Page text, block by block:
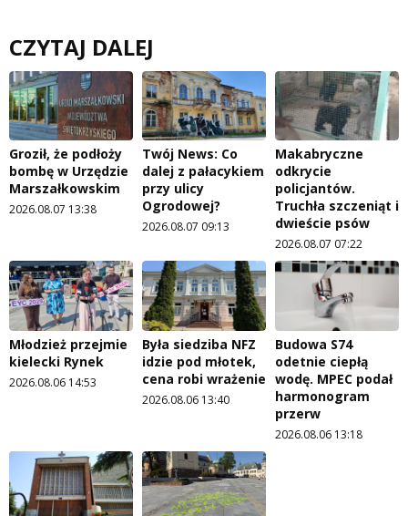
CZYTAJ DALEJ
Groził, że podłoży
bombę w Urzędzie
Marszałkowskim
2026.08.07 13:38
Twój News: Co
dalej z pałacykiem
przy ulicy
Ogrodowej?
2026.08.07 09:13
Makabryczne
odkrycie
policjantów.
Truchła szczeniąt i
dwieście psów
2026.08.07 07:22
Młodzież przejmie
kielecki Rynek
2026.08.06 14:53
Była siedziba NFZ
idzie pod młotek,
cena robi wrażenie
2026.08.06 13:40
Budowa S74
odetnie ciepłą
wodę. MPEC podał
harmonogram
przerw
2026.08.06 13:18